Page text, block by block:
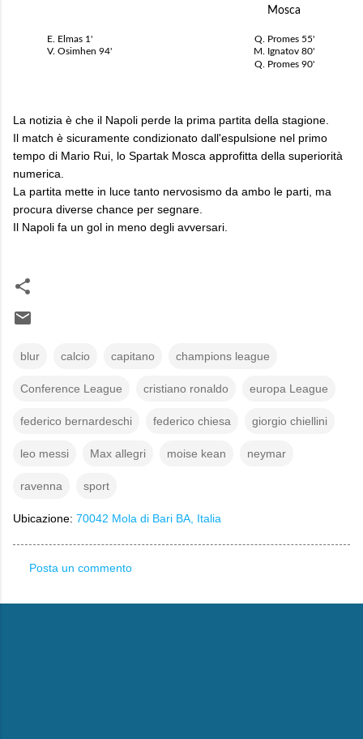
Mosca
E. Elmas 1'
V. Osimhen 94'
Q. Promes 55'
M. Ignatov 80'
Q. Promes 90'
La notizia è che il Napoli perde la prima partita della stagione.
Il match è sicuramente condizionato dall'espulsione nel primo
tempo di Mario Rui, lo Spartak Mosca approfitta della superiorità
numerica.
La partita mette in luce tanto nervosismo da ambo le parti, ma
procura diverse chance per segnare.
Il Napoli fa un gol in meno degli avversari.
blur calcio capitano champions league
Conference League cristiano ronaldo europa League
federico bernardeschi federico chiesa giorgio chiellini
leo messi Max allegri moise kean neymar
ravenna sport
Ubicazione: 70042 Mola di Bari BA, Italia
o
Posta un commento